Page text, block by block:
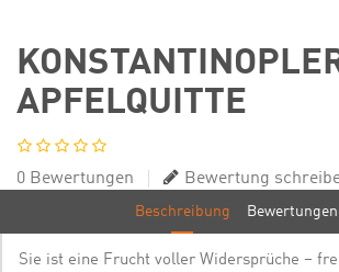
APFELQUITTE
0 Bewertungen Bewertung
Beschreibung Bewertungen
Sie ist eine Frucht voller Widersprüche –